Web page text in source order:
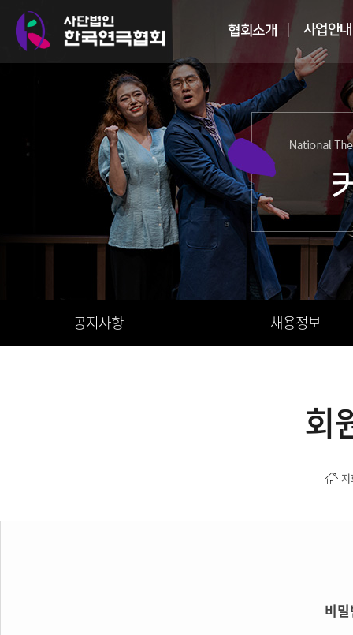
공지사항 채용정보
회
비